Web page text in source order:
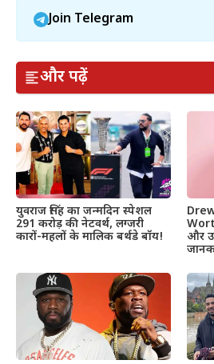
Join Telegram
और पढ़ें
युवराज सिंह का जन्मदिन स्पेशल
291 करोड़ की नेटवर्थ, लग्जरी
कारों-महलों के मालिक बर्थडे बॉय!
और